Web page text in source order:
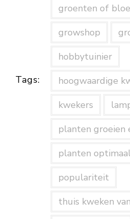
Tags:
groenten of
growshop
hobbytuinier
hoogwaardige
kwekers
planten groeien
planten
populariteit
thuis kweken